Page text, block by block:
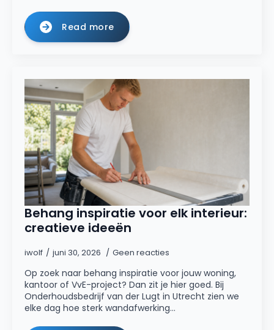
Read more
Behang inspiratie voor elk interieur:
creatieve ideeën
iwolf juni 30, 2026 Geen reacties
Op zoek naar behang inspiratie voor jouw woning,
kantoor of VvE-project? Dan zit je hier goed. Bij
Onderhoudsbedrijf van der Lugt in Utrecht zien we
elke dag hoe sterk wandafwerking…